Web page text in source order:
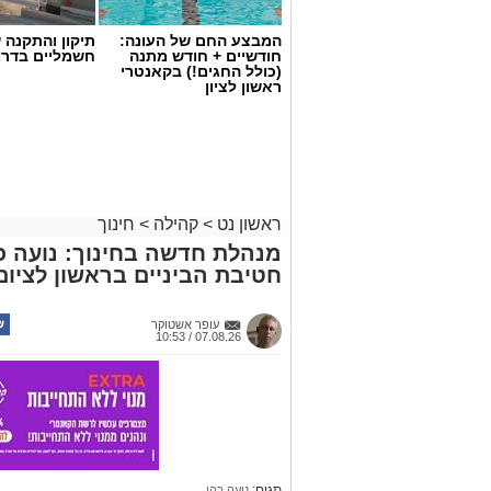
צילום: עיריית ראשון לציון
פוסט מיוחד המוקדש לחתולים
העירונית והן לחתולי הרחוב החיים
בעירייה מזכירים כי תושבים שנתקלים
העירוני 106. החתול יועבר
עוד מציינים בעירייה כי ברחבי ראשון
המבצע החם של העונה:
חודשיים + חודש מתנה
(כולל החגים!) בקאנטרי
ראשון לציון
תיקון
חשמליים
ראשון נט > קהילה > חינוך
מנהלת חדשה בחינוך: נועה
חטיבת הביניים בראשון
עופר אשטוקר
07.08.26 / 10:53